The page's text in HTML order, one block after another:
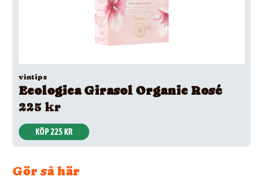
vintips
Ecologica Girasol Organic Rosé
225 kr
KÖP 225 KR
Gör så här